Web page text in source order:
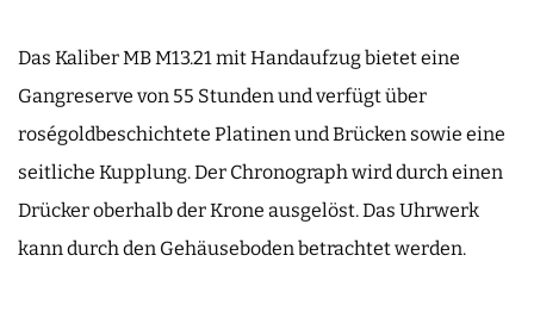
Das Kaliber MB M13.21 mit Handaufzug bietet eine
Gangreserve von 55 Stunden und verfügt über
roségoldbeschichtete Platinen und Brücken sowie eine
seitliche Kupplung. Der Chronograph wird durch einen
Drücker oberhalb der Krone ausgelöst. Das Uhrwerk
kann durch den Gehäuseboden betrachtet werden.